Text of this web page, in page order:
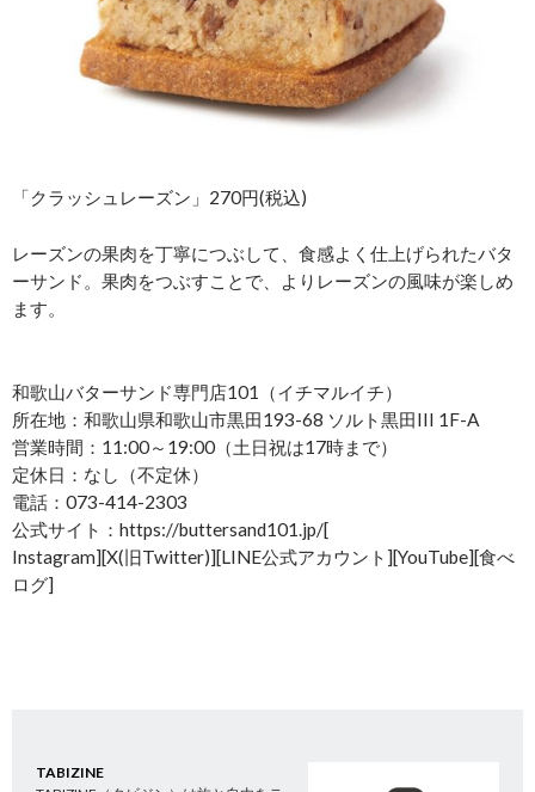
「クラッシュレーズン」270円(税込)
レーズンの果肉を丁寧につぶして、食感よく仕上げられたバタ
ーサンド。果肉をつぶすことで、よりレーズンの風味が楽しめ
ます。
和歌山バターサンド専門店101（イチマルイチ）
所在地：和歌山県和歌山市黒田193-68 ソルト黒田III 1F-A
営業時間：11:00～19:00（土日祝は17時まで）
定休日：なし（不定休）
電話：073-414-2303
公式サイト：https://buttersand101.jp/[
Instagram][X(旧Twitter)][LINE公式アカウント][YouTube][食べ
ログ]
TABIZINE